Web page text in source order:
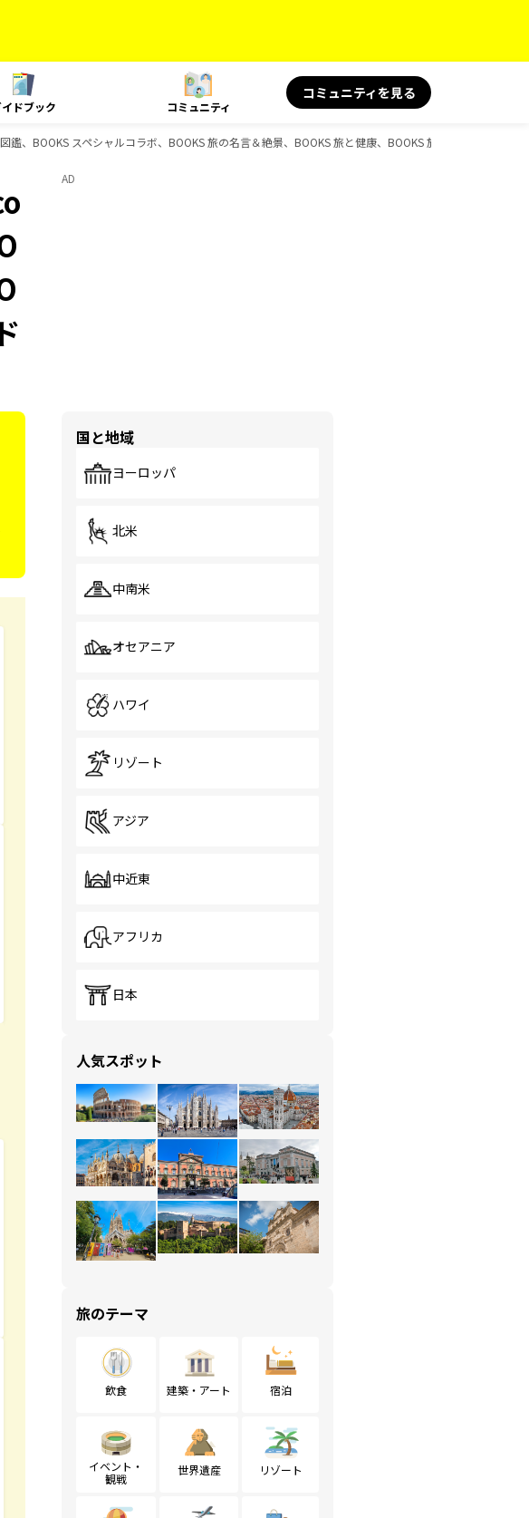
ドブック コミュニティ
コミュニティを見る
、BOOKS スペシャルコラボ、BOOKS 旅の名言＆絶景、BOOKS 旅と健康、BOOKS 旅の読み物、
AD
国と地域
ヨーロッパ
北米
中南米
オセアニア
ハワイ
リゾート
アジア
中近東
アフリカ
日本
人気スポット
旅のテーマ
飲食 建築・アート 宿泊
イベント・
観戦
世界遺産 リゾート